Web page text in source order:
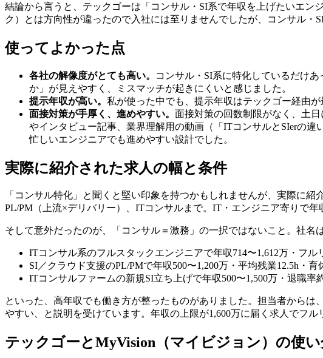
結論から言うと、テックゴーは「コンサル・SI系で年収を上げたいエン
ク）とは方向性が違ったので入社には至りませんでしたが、コンサル・
使ってよかった点
各社の解像度がとても高い。
コンサル・SI系に特化しているだけ
か」が見えやすく、ミスマッチが起きにくいと感じました。
提示年収が高い。 私が使った中でも、提示年収はテックゴー経由が
面接対策が手厚く、進めやすい。 面接対策の回数制限がなく、土
やインタビュー記事、業界理解用の動画（「ITコンサルとSIerの
忙しいエンジニアでも進めやすい設計でした。
実際に紹介された求人の幅と条件
「コンサル特化」と聞くと堅い印象を持つかもしれませんが、実際に
PL/PM（上流×デリバリー）、ITコンサルまで。IT・エンジニア寄りで
そして意外だったのが、「コンサル＝激務」の一択ではないこと。社名
ITコンサル系のフルスタックエンジニアで年収714〜1,612万・フル
SI／クラウド支援のPL/PMで年収500〜1,200万・平均残業12.5h・育
ITコンサルファームの新規SI立ち上げで年収500〜1,500万・退職率
といった、高年収でも働き方が整ったものがありました。担当者から
やすい、と説明を受けています。年収の上限が1,600万に届く求人でフ
テックゴーとMyVision（マイビジョン）の使い